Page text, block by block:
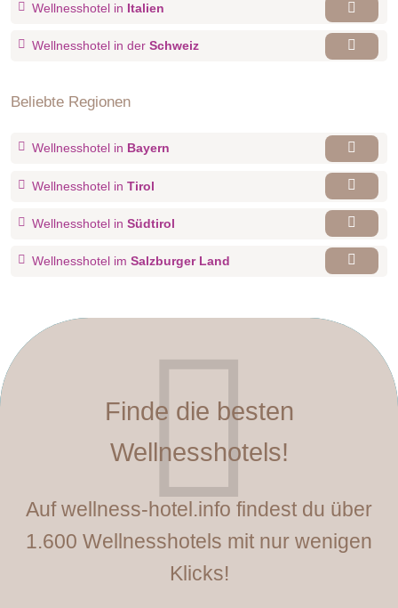
Wellnesshotel in Italien
Wellnesshotel in der Schweiz
Beliebte Regionen
Wellnesshotel in Bayern
Wellnesshotel in Tirol
Wellnesshotel in Südtirol
Wellnesshotel im Salzburger Land
Finde die besten
Wellnesshotels!
Auf wellness-hotel.info findest du über
1.600 Wellnesshotels mit nur wenigen
Klicks!